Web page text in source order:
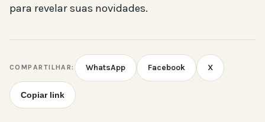
para revelar suas novidades.
COMPARTILHAR: WhatsApp Facebook X
Copiar link